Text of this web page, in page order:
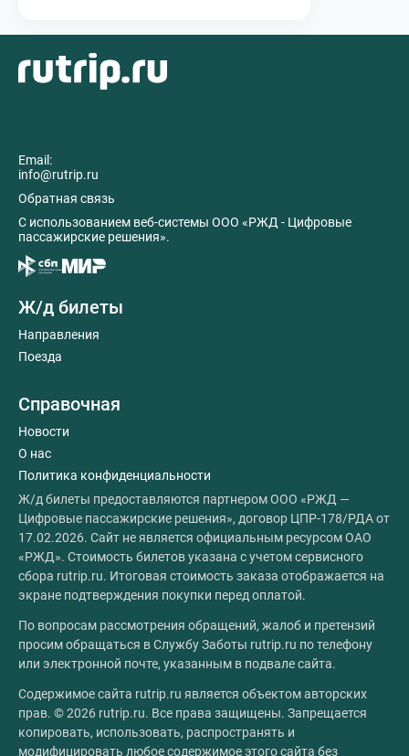
Email:
info@rutrip.ru
Обратная связь
C использованием веб-системы ООО «РЖД - Цифровые
пассажирские решения».
Ж/д билеты
Направления
Поезда
Справочная
Новости
О нас
Политика конфиденциальности
Ж/д билеты предоставляются партнером ООО «РЖД —
Цифровые пассажирские решения», договор ЦПР-178/РДА от
17.02.2026. Сайт не является официальным ресурсом ОАО
«РЖД». Стоимость билетов указана с учетом сервисного
сбора rutrip.ru. Итоговая стоимость заказа отображается на
экране подтверждения покупки перед оплатой.
По вопросам рассмотрения обращений, жалоб и претензий
просим обращаться в Службу Заботы rutrip.ru по телефону
или электронной почте, указанным в подвале сайта.
Содержимое сайта rutrip.ru является объектом авторских
прав. © 2026 rutrip.ru. Все права защищены. Запрещается
копировать, использовать, распространять и
модифицировать любое содержимое этого сайта без